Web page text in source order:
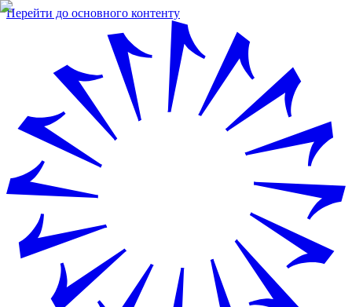
Перейти до основного контенту